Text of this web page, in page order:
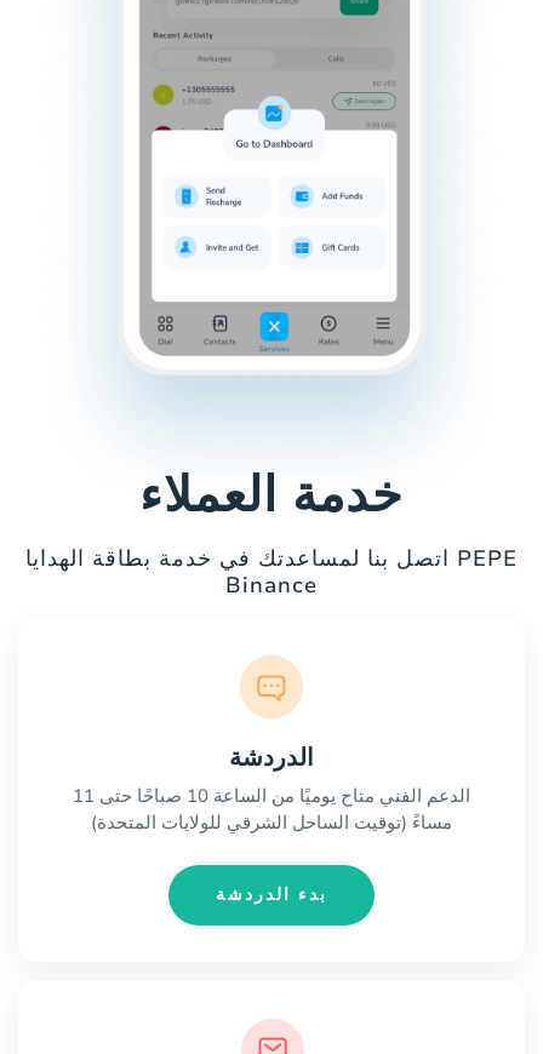
خدمة العملاء
اتصل بنا لمساعدتك في خدمة بطاقة الهدايا PEPE
Binance
الدردشة
الدعم الفني متاح يوميًا من الساعة 10 صباحًا حتى 11
مساءً (توقيت الساحل الشرقي للولايات المتحدة)
بدء الدردشة